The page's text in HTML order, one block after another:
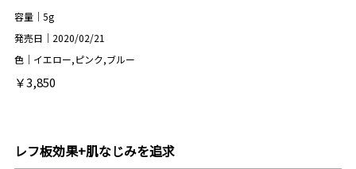
容量｜5g
発売日｜2020/02/21
色｜イエロー,ピンク,ブルー
￥3,850
レフ板効果+肌なじみを追求